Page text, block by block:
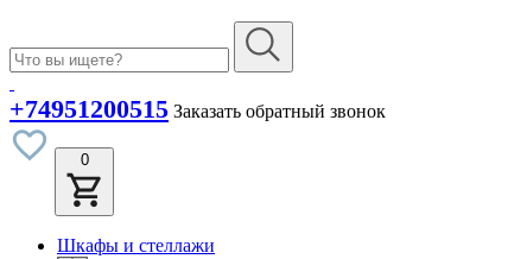
+74951200515 Заказать обратный звонок
0
Шкафы и стеллажи